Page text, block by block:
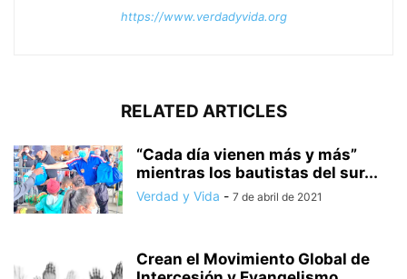
https://www.verdadyvida.org
RELATED ARTICLES
“Cada día vienen más y más”
mientras los bautistas del sur...
Verdad y Vida - 7 de abril de 2021
Crean el Movimiento Global de